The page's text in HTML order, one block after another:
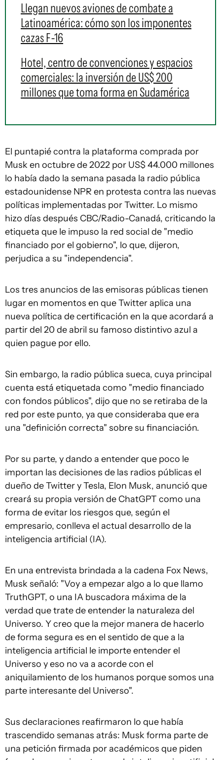
Llegan nuevos aviones de combate a
Latinoamérica: cómo son los imponentes
cazas F-16
Hotel, centro de convenciones y espacios
comerciales: la inversión de US$ 200
millones que toma forma en Sudamérica
El puntapié contra la plataforma comprada por
Musk en octubre de 2022 por US$ 44.000 millones
lo había dado la semana pasada la radio pública
estadounidense NPR en protesta contra las nuevas
políticas implementadas por Twitter. Lo mismo
hizo días después CBC/Radio-Canadá, criticando la
etiqueta que le impuso la red social de "medio
financiado por el gobierno", lo que, dijeron,
perjudica a su "independencia".
Los tres anuncios de las emisoras públicas tienen
lugar en momentos en que Twitter aplica una
nueva política de certificación en la que acordará a
partir del 20 de abril su famoso distintivo azul a
quien pague por ello.
Sin embargo, la radio pública sueca, cuya principal
cuenta está etiquetada como "medio financiado
con fondos públicos", dijo que no se retiraba de la
red por este punto, ya que consideraba que era
una "definición correcta" sobre su financiación.
Por su parte, y dando a entender que poco le
importan las decisiones de las radios públicas el
dueño de Twitter y Tesla, Elon Musk, anunció que
creará su propia versión de ChatGPT como una
forma de evitar los riesgos que, según el
empresario, conlleva el actual desarrollo de la
inteligencia artificial (IA).
En una entrevista brindada a la cadena Fox News,
Musk señaló: "Voy a empezar algo a lo que llamo
TruthGPT, o una IA buscadora máxima de la
verdad que trate de entender la naturaleza del
Universo. Y creo que la mejor manera de hacerlo
de forma segura es en el sentido de que a la
inteligencia artificial le importe entender el
Universo y eso no va a acorde con el
aniquilamiento de los humanos porque somos una
parte interesante del Universo".
Sus declaraciones reafirmaron lo que había
trascendido semanas atrás: Musk forma parte de
una petición firmada por académicos que piden